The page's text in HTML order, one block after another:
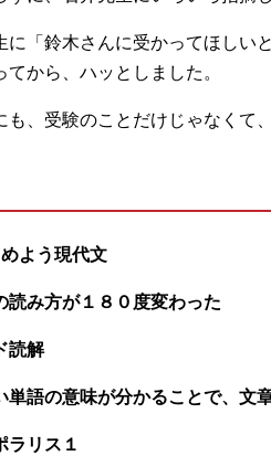
に「鈴木さんに受かってほしい
から、ハッとしました。
、受験のことだけじゃなくて
よう現代文
読み方が１８０度変わった
読解
語の意味が分かることで、文
ラリス１